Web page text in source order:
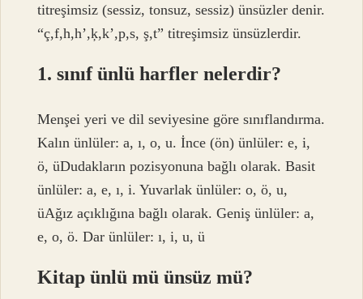
titreşimsiz (sessiz, tonsuz, sessiz) ünsüzler denir.
“ç,f,h,h’,ķ,k’,p,s, ş,t” titreşimsiz ünsüzlerdir.
1. sınıf ünlü harfler nelerdir?
Menşei yeri ve dil seviyesine göre sınıflandırma.
Kalın ünlüler: a, ı, o, u. İnce (ön) ünlüler: e, i,
ö, üDudakların pozisyonuna bağlı olarak. Basit
ünlüler: a, e, ı, i. Yuvarlak ünlüler: o, ö, u,
üAğız açıklığına bağlı olarak. Geniş ünlüler: a,
e, o, ö. Dar ünlüler: ı, i, u, ü
Kitap ünlü mü ünsüz mü?